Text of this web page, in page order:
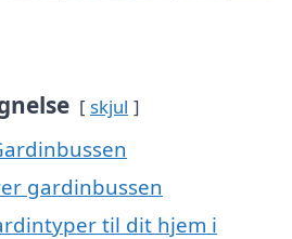
skjul
gardinbussen
til dit hjem i